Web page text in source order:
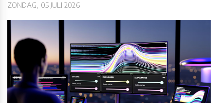
ZONDAG, 05 JULI 2026